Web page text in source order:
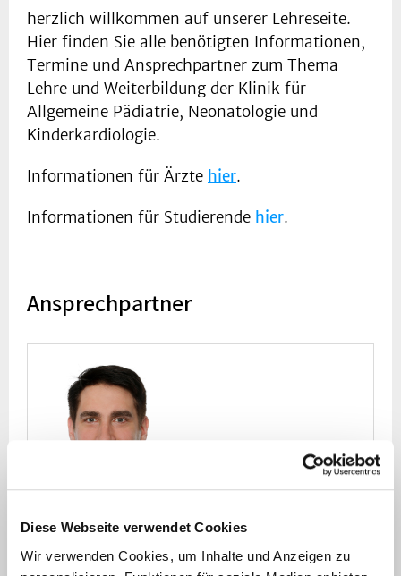
Diese Webseite verwendet Cookies
Wir verwenden Cookies, um Inhalte und Anzeigen zu
herzlich willkommen auf unserer Lehreseite.
Hier finden Sie alle benötigten Informationen,
Termine und Ansprechpartner zum Thema
Lehre und Weiterbildung der Klinik für
Allgemeine Pädiatrie, Neonatologie und
Kinderkardiologie.
Informationen für Ärzte hier.
Informationen für Studierende hier.
Ansprechpartner